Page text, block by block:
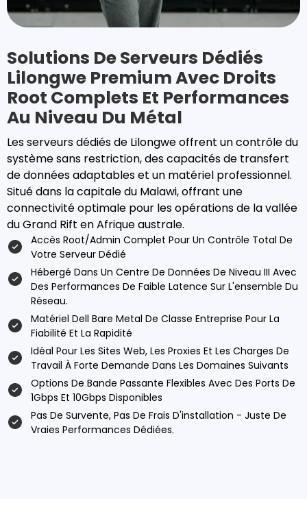
Solutions De Serveurs Dédiés
Lilongwe Premium Avec Droits
Root Complets Et Performances
Au Niveau Du Métal
Les serveurs dédiés de Lilongwe offrent un contrôle du
système sans restriction, des capacités de transfert
de données adaptables et un matériel professionnel.
Situé dans la capitale du Malawi, offrant une
connectivité optimale pour les opérations de la vallée
du Grand Rift en Afrique australe.
Accès Root/admin Complet Pour Un Contrôle Total De
Votre Serveur Dédié
Hébergé Dans Un Centre De Données De Niveau III Avec
Des Performances De Faible Latence Sur L'ensemble Du
Réseau.
Matériel Dell Bare Metal De Classe Entreprise Pour La
Fiabilité Et La Rapidité
Idéal Pour Les Sites Web, Les Proxies Et Les Charges De
Travail À Forte Demande Dans Les Domaines Suivants
Options De Bande Passante Flexibles Avec Des Ports De
1Gbps Et 10Gbps Disponibles
Pas De Survente, Pas De Frais D'installation - Juste De
Vraies Performances Dédiées.